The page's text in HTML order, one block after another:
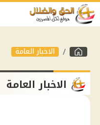
الاخبار العامة
الاخبار العامة